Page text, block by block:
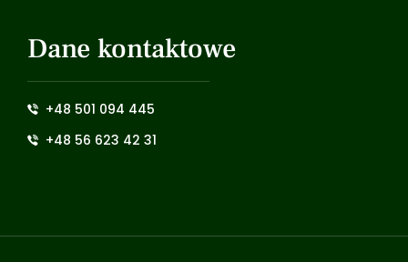
Dane kontaktowe
+48 501 094 445
+48 56 623 42 31